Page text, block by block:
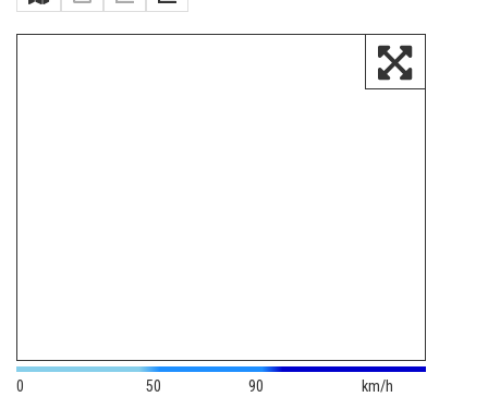
0 50 90 km/h